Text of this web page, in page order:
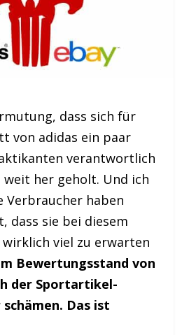
dass sich für
von adidas ein paar
verantwortlich
her geholt. Und ich
Verbraucher haben
dass sie bei diesem
viel zu erwarten
Bewertungsstand von
der Sportartikel-
Das ist